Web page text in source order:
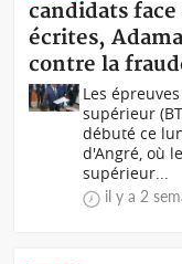
candidats
écrites,
contre la
Les
supérieur
débuté ce
d'Angré, où
supérieur...
il y a 2